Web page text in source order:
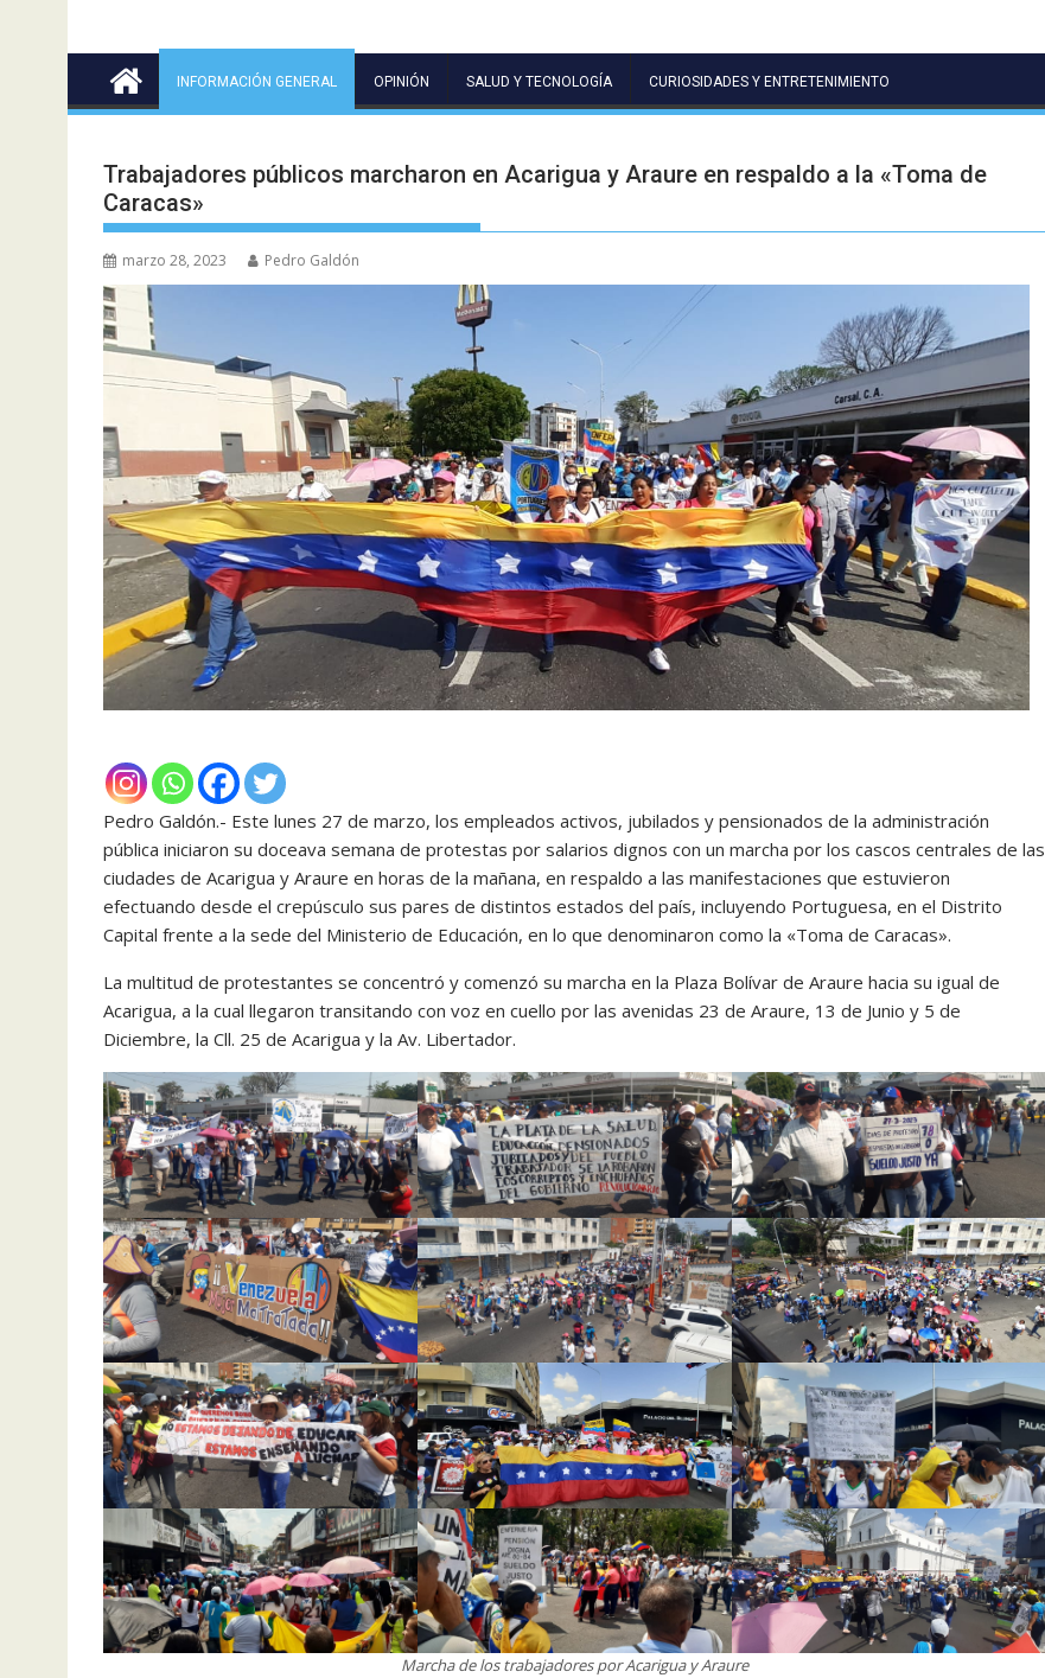
INFORMACIÓN GENERAL OPINIÓN SALUD Y TECNOLOGÍA CURIOSIDADES Y ENTRETENIMIENTO
Trabajadores públicos marcharon en Acarigua y Araure en respaldo a la «Toma de
Caracas»
marzo 28, 2023 Pedro Galdón
Pedro Galdón.- Este lunes 27 de marzo, los empleados activos, jubilados y pensionados de la administración
pública iniciaron su doceava semana de protestas por salarios dignos con un marcha por los cascos centrales de las
ciudades de Acarigua y Araure en horas de la mañana, en respaldo a las manifestaciones que estuvieron
efectuando desde el crepúsculo sus pares de distintos estados del país, incluyendo Portuguesa, en el Distrito
Capital frente a la sede del Ministerio de Educación, en lo que denominaron como la «Toma de Caracas».
La multitud de protestantes se concentró y comenzó su marcha en la Plaza Bolívar de Araure hacia su igual de
Acarigua, a la cual llegaron transitando con voz en cuello por las avenidas 23 de Araure, 13 de Junio y 5 de
Diciembre, la Cll. 25 de Acarigua y la Av. Libertador.
Marcha de los trabajadores por Acarigua y Araure